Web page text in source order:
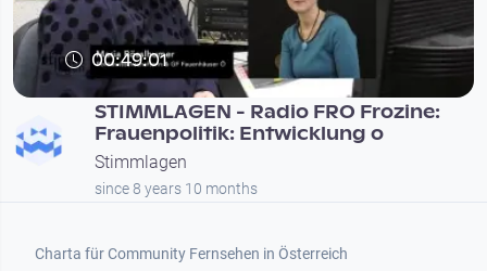
00:49:01
STIMMLAGEN - Radio FRO Frozine:
Frauenpolitik: Entwicklung o
Stimmlagen
since 8 years 10 months
Footer 1
Charta für Community Fernsehen in Österreich